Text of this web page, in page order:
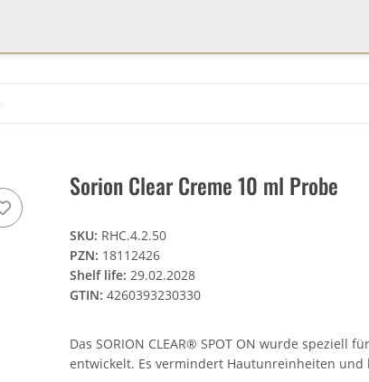
Sorion Clear Creme 10 ml Probe
SKU: RHC.4.2.50
PZN: 18112426
Shelf life: 29.02.2028
GTIN: 4260393230330
Das SORION CLEAR® SPOT ON wurde speziell
entwickelt. Es vermindert Hautunreinheiten und